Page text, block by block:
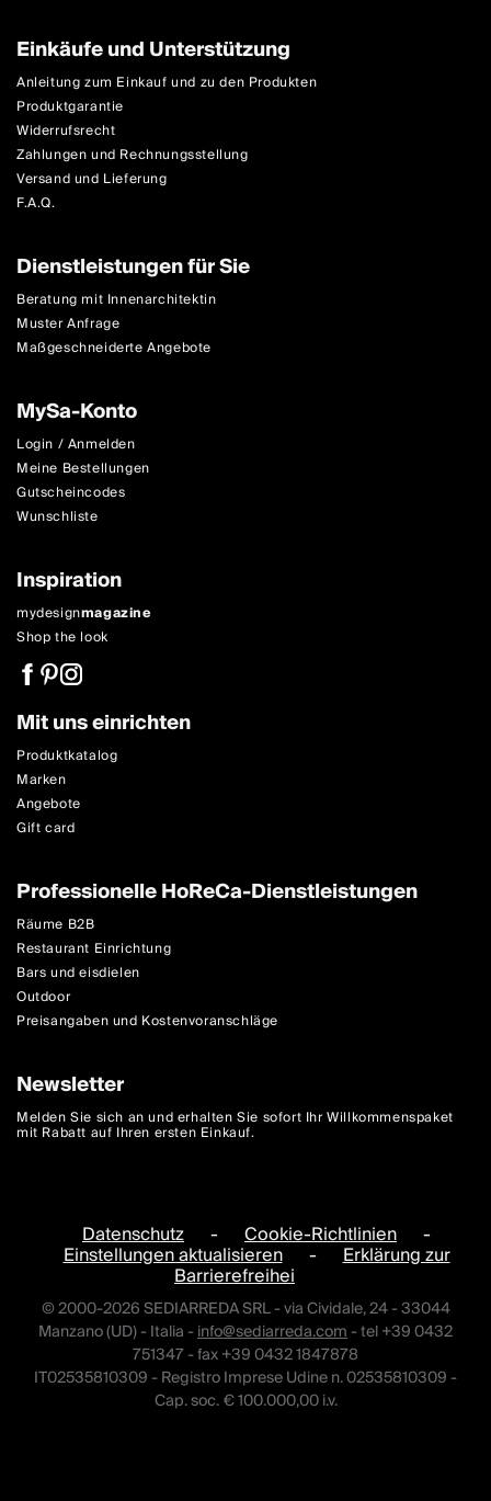
Einkäufe und Unterstützung
Anleitung zum Einkauf und zu den Produkten
Produktgarantie
Widerrufsrecht
Zahlungen und Rechnungsstellung
Versand und Lieferung
F.A.Q.
Dienstleistungen für Sie
Beratung mit Innenarchitektin
Muster Anfrage
Maßgeschneiderte Angebote
MySa-Konto
Login / Anmelden
Meine Bestellungen
Gutscheincodes
Wunschliste
Inspiration
mydesignmagazine
Shop the look
Mit uns einrichten
Produktkatalog
Marken
Angebote
Gift card
Professionelle HoReCa-Dienstleistungen
Räume B2B
Restaurant Einrichtung
Bars und eisdielen
Outdoor
Preisangaben und Kostenvoranschläge
Newsletter
Melden Sie sich an und erhalten Sie sofort Ihr Willkommenspaket
mit Rabatt auf Ihren ersten Einkauf.
Datenschutz - Cookie-Richtlinien -
Einstellungen aktualisieren - Erklärung zur
Barrierefreihei
© 2000-2026 SEDIARREDA SRL - via Cividale, 24 - 33044
Manzano (UD) - Italia -info@sediarreda.com- tel +39 0432
751347 - fax +39 0432 1847878
IT02535810309 - Registro Imprese Udine n. 02535810309 -
Cap. soc. € 100.000,00 i.v.